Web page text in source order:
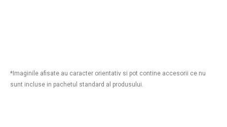
*Imaginile afisate au caracter orientativ si pot contine accesorii ce nu
sunt incluse in pachetul standard al produsului.